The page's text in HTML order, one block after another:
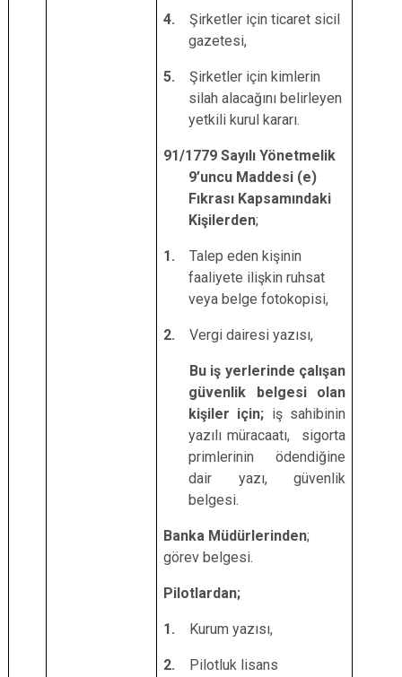
4. Şirketler için ticaret sicil
gazetesi,
5. Şirketler için kimlerin
silah alacağını belirleyen
yetkili kurul kararı.
91/1779 Sayılı Yönetmelik
9’uncu Maddesi (e)
Fıkrası Kapsamındaki
Kişilerden;
1. Talep eden kişinin
faaliyete ilişkin ruhsat
veya belge fotokopisi,
2. Vergi dairesi yazısı,
Bu iş yerlerinde çalışan
güvenlik belgesi olan
kişiler için; iş sahibinin
yazılı müracaatı, sigorta
primlerinin ödendiğine
dair yazı, güvenlik
belgesi.
Banka Müdürlerinden;
görev belgesi.
Pilotlardan;
1. Kurum yazısı,
2. Pilotluk lisans